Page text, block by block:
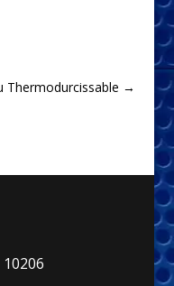
Thermodurcissable →